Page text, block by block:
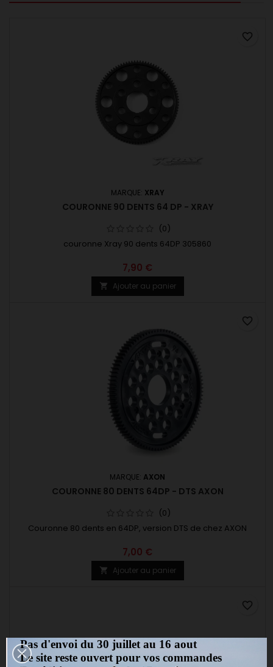
MARQUE: XRAY
COURONNE 90 DENTS 64 DP - XRAY
(0)
couronne Xray 90 dents 64DP 305860
7,90 €
 Ajouter au panier
favorite_border
MARQUE: AXON
COURONNE 80 DENTS 64DP - DTS AXON
(0)
Couronne 80 dents en 64DP, version DTS de chez AXON
7,00 €
 Ajouter au panier
favorite_border
favorite_border
Pas d'envoi du 30 juillet au 16 aout
Le site reste ouvert pour vos commandes